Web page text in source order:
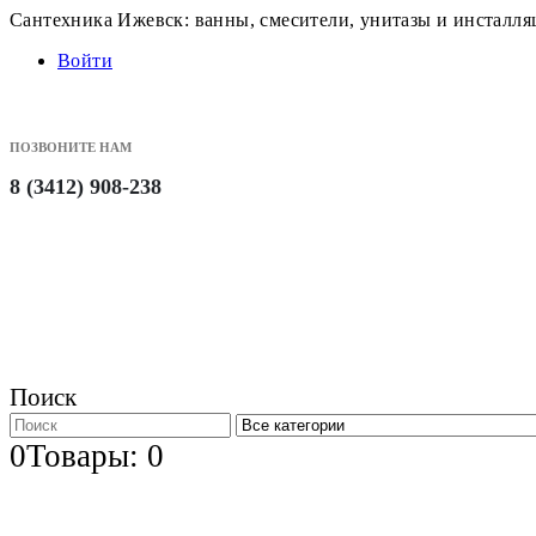
Сантехника Ижевск: ванны, смесители, унитазы и
Войти
ПОЗВОНИТЕ НАМ
8 (3412) 908-238
Поиск
0Товары: 0